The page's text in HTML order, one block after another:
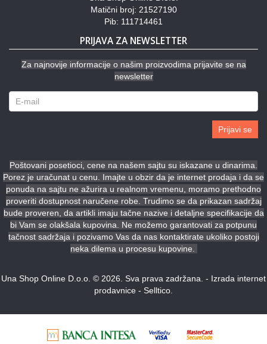
Matični broj: 21527190
Pib: 111714461
PRIJAVA ZA NEWSLETTER
Za najnovije informacije o našim proizvodima prijavite se na
newsletter
Prijavi se
Poštovani posetioci, cene na našem sajtu su iskazane u dinarima.
Porez je uračunat u cenu. Imajte u obzir da je internet prodaja i da se
ponuda na sajtu ne ažurira u realnom vremenu, moramo prethodno
proveriti dostupnost naručene robe. Trudimo se da prikazan sadržaj
bude proveren, da artikli imaju tačne nazive i detaljne specifikacije da
bi Vam se olakšala kupovina. Ne možemo garantovati za potpunu
tačnost sadržaja i pozivamo Vas da nas kontaktirate ukoliko postoji
neka dilema u procesu kupovine.
Una Shop Online D.o.o. © 2026. Sva prava zadržana. - Izrada internet
prodavnice - Selltico.